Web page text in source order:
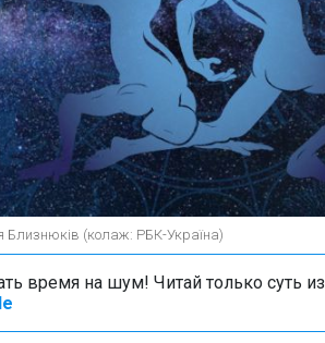
Близнюків (колаж: РБК-Україна)
время на шум! Читай только суть из